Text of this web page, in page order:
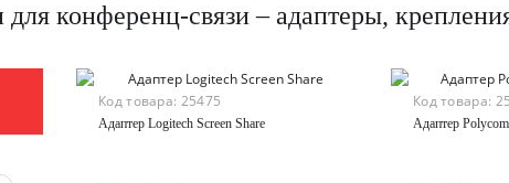
конференц-связи – адаптеры,
Код товара: 25475
Адаптер Logitech Screen Share
Код товара:
Адаптер